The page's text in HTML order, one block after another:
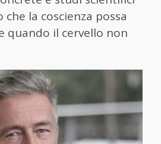
che la coscienza possa
quando il cervello non